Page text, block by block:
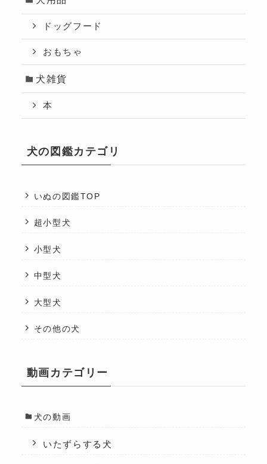
ドッグフード
おもちゃ
犬雑貨
本
犬の図鑑カテゴリ
いぬの図鑑TOP
超小型犬
小型犬
中型犬
大型犬
その他の犬
動画カテゴリー
犬の動画
いたずらする犬